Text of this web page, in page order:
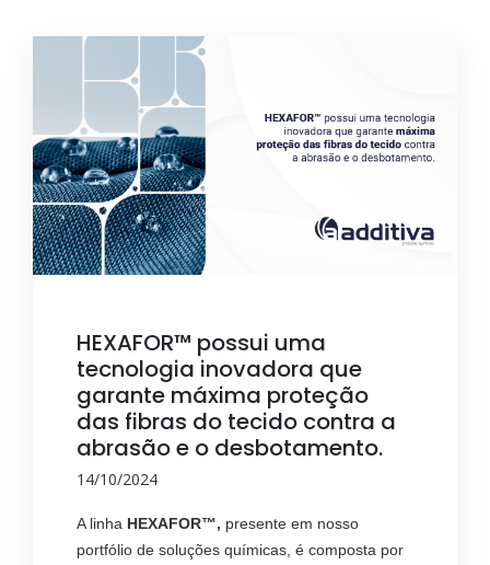
HEXAFOR™ possui uma
tecnologia inovadora que
garante máxima proteção
das fibras do tecido contra a
abrasão e o desbotamento.
14/10/2024
A linha HEXAFOR™, presente em nosso
portfólio de soluções químicas, é composta por